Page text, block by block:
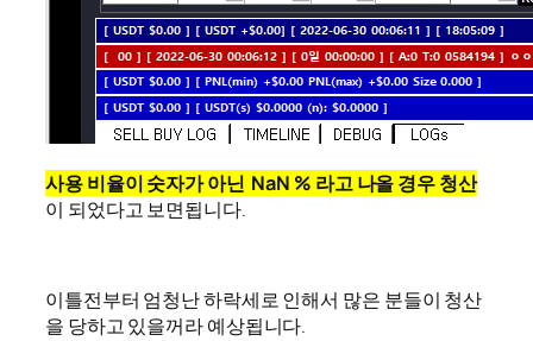
사용 비율이 숫자가 아닌 NaN % 라고 나올 경우 청산
이 되었다고 보면됩니다.
이틀전부터 엄청난 하락세로 인해서 많은 분들이 청산
을 당하고 있을꺼라 예상됩니다.